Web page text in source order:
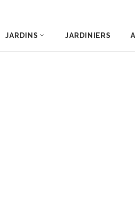
JARDINS JARDINIERS